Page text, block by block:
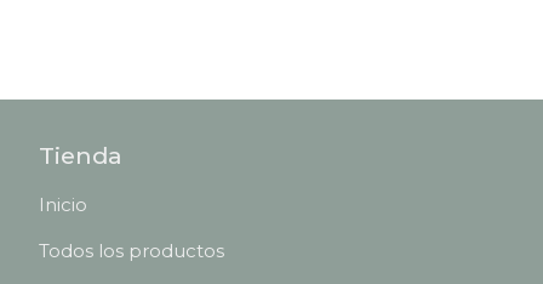
Tienda
Inicio
Todos los productos